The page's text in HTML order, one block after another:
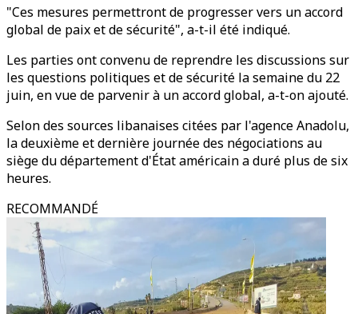
"Ces mesures permettront de progresser vers un accord
global de paix et de sécurité", a-t-il été indiqué.
Les parties ont convenu de reprendre les discussions sur
les questions politiques et de sécurité la semaine du 22
juin, en vue de parvenir à un accord global, a-t-on ajouté.
Selon des sources libanaises citées par l'agence Anadolu,
la deuxième et dernière journée des négociations au
siège du département d'État américain a duré plus de six
heures.
RECOMMANDÉ